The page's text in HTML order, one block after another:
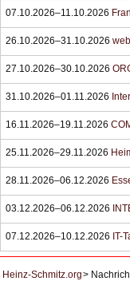
07.10.2026–11.10.2026
26.10.2026–31.10.2026
27.10.2026–30.10.2026
31.10.2026–01.11.2026
16.11.2026–19.11.2026
25.11.2026–29.11.2026
28.11.2026–06.12.2026
03.12.2026–06.12.2026
07.12.2026–10.12.2026 IT-
Heinz-Schmitz.org